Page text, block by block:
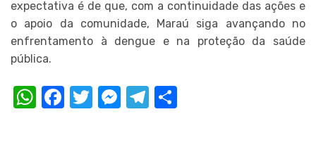
expectativa é de que, com a continuidade das ações e
o apoio da comunidade, Maraú siga avançando no
enfrentamento à dengue e na proteção da saúde
pública.
WhatsApp
Facebook
Twitter
Messenger
Telegram